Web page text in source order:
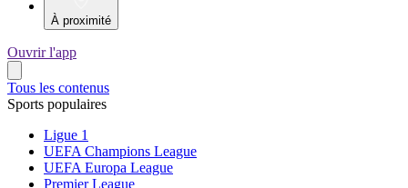
À proximité
Ouvrir l'app
Tous les contenus
Sports populaires
Ligue 1
UEFA Champions League
UEFA Europa League
Premier League